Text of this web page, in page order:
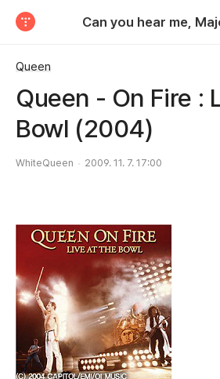
Queen
Queen - On Fire :
Bowl (2004)
WhiteQueen 2009. 11. 7. 17:00